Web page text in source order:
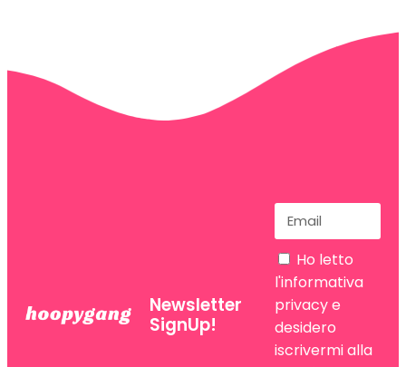
Newsletter
SignUp!
Ho letto
l'informativa
privacye
desidero
iscrivermi alla